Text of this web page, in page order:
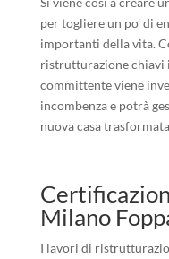
per togliere un po’ di
importanti della vita.
ristrutturazione chiavi
committente viene
incombenza e potrà
nuova casa
Milano
I lavori di